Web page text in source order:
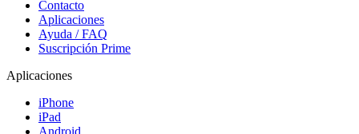
Contacto
Aplicaciones
Ayuda / FAQ
Suscripción Prime
Aplicaciones
iPhone
iPad
Android